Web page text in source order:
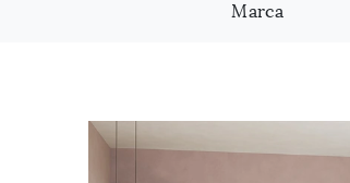
Marca